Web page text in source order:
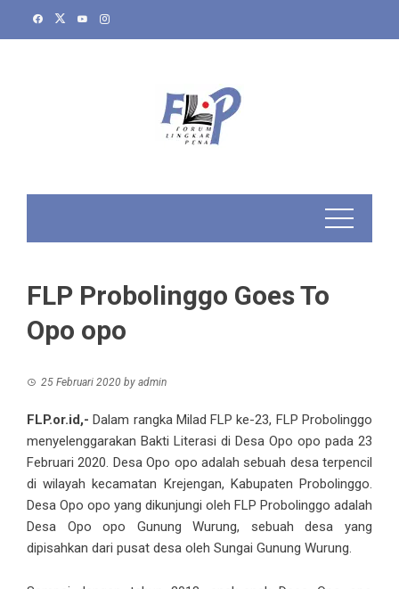
FLP Probolinggo Goes To
Opo opo
25 Februari 2020 by admin
FLP.or.id,- Dalam rangka Milad FLP ke-23, FLP Probolinggo
menyelenggarakan Bakti Literasi di Desa Opo opo pada 23
Februari 2020. Desa Opo opo adalah sebuah desa terpencil
di wilayah kecamatan Krejengan, Kabupaten Probolinggo.
Desa Opo opo yang dikunjungi oleh FLP Probolinggo adalah
Desa Opo opo Gunung Wurung, sebuah desa yang
dipisahkan dari pusat desa oleh Sungai Gunung Wurung.